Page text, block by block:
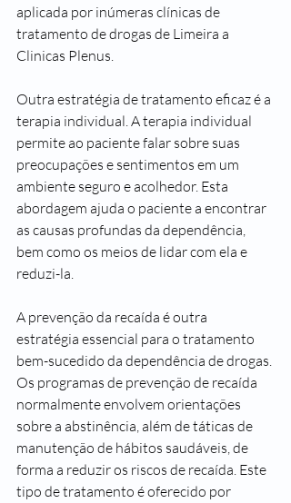
aplicada por inúmeras clínicas de
tratamento de drogas de Limeira a
Clinicas Plenus.
Outra estratégia de tratamento eficaz é a
terapia individual. A terapia individual
permite ao paciente falar sobre suas
preocupações e sentimentos em um
ambiente seguro e acolhedor. Esta
abordagem ajuda o paciente a encontrar
as causas profundas da dependência,
bem como os meios de lidar com ela e
reduzi-la.
A prevenção da recaída é outra
estratégia essencial para o tratamento
bem-sucedido da dependência de drogas.
Os programas de prevenção de recaída
normalmente envolvem orientações
sobre a abstinência, além de táticas de
manutenção de hábitos saudáveis, de
forma a reduzir os riscos de recaída. Este
tipo de tratamento é oferecido por